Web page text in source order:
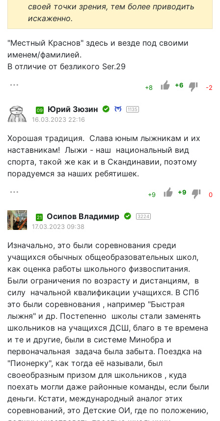
своей точки зрения, тем более приводить
искаженно.
"Местный Краснов" здесь и везде под своими
именем/фамилией.
В отличие от безликого Ser.29
+8 +6 -2
09 Юрий Зюзин 1135
16.03.2023 22:16
Хорошая традиция. Слава юным лыжникам и их
наставникам! Лыжи - наш национальный вид
спорта, такой же как и в Скандинавии, поэтому
порадуемся за наших ребятишек.
+9 +9 0
21 Осипов Владимир 3224
17.03.2023 09:38
Изначально, это были соревнования среди
учащихся обычных общеобразовательных школ,
как оценка работы школьного физвоспитания.
Были ограничения по возрасту и дистанциям, в
силу начальной квалификации учащихся. В СПб
это были соревнования , например "Быстрая
лыжня" и др. Постепенно школы стали заменять
школьников на учащихся ДСШ, благо в те времена
и те и другие, были в системе Минобра и
первоначальная задача была забыта. Поездка на
"Пионерку", как тогда её называли, был
своеобразным призом для школьников , куда
поехать могли даже районные команды, если были
деньги. Кстати, международный аналог этих
соревнований, это Детские ОИ, где по положению,